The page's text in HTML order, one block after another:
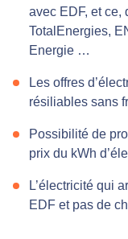
avec EDF, et ce,
TotalEnergies,
Energie …
Les offres
résiliables sans
Possibilité de
prix du kWh
L’électricité qui
EDF et pas de